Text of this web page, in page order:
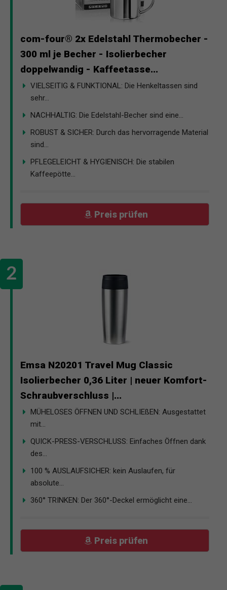
com-four® 2x Edelstahl Thermobecher -
300 ml je Becher - Isolierbecher
doppelwandig - Kaffeetasse...
VIELSEITIG & FUNKTIONAL: Die Henkeltassen sind
sehr...
NACHHALTIG: Die Edelstahl-Becher sind eine...
ROBUST & SICHER: Durch das hervorragende Material
sind...
PFLEGELEICHT & HYGIENISCH: Die stabilen
Kaffeepötte...
Preis prüfen
Emsa N20201 Travel Mug Classic
Isolierbecher 0,36 Liter | neuer Komfort-
Schraubverschluss |...
MÜHELOSES ÖFFNEN UND SCHLIEßEN: Ausgestattet
mit...
QUICK-PRESS-VERSCHLUSS: Einfaches Öffnen dank
des...
100 % AUSLAUFSICHER: kein Auslaufen, für
absolute...
360° TRINKEN: Der 360°-Deckel ermöglicht eine...
Preis prüfen